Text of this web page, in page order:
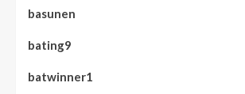
basunen
bating9
batwinner1